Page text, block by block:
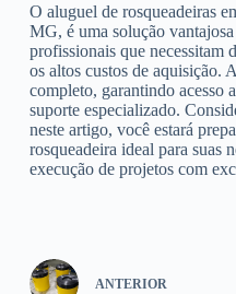
O aluguel de rosqueadeiras
MG, é uma solução
profissionais que necessitam
os altos custos de aquisição.
completo, garantindo acesso
suporte especializado.
neste artigo, você estará
rosqueadeira ideal para suas
execução de projetos com
ANTERIOR